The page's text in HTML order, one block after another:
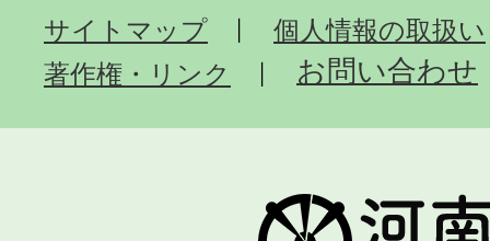
サイトマップ
個人情報の取扱い
著作権・リンク
お問い合わせ